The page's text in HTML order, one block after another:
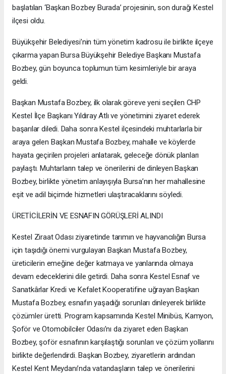
başlatılan ‘Başkan Bozbey Burada’ projesinin, son durağı Kestel
ilçesi oldu.
Büyükşehir Belediyesi’nin tüm yönetim kadrosu ile birlikte ilçeye
çıkarma yapan Bursa Büyükşehir Belediye Başkanı Mustafa
Bozbey, gün boyunca toplumun tüm kesimleriyle bir araya
geldi.
Başkan Mustafa Bozbey, ilk olarak göreve yeni seçilen CHP
Kestel İlçe Başkanı Yıldıray Atlı ve yönetimini ziyaret ederek
başarılar diledi. Daha sonra Kestel ilçesindeki muhtarlarla bir
araya gelen Başkan Mustafa Bozbey, mahalle ve köylerde
hayata geçirilen projeleri anlatarak, geleceğe dönük planları
paylaştı. Muhtarların talep ve önerilerini de dinleyen Başkan
Bozbey, birlikte yönetim anlayışıyla Bursa’nın her mahallesine
eşit ve adil biçimde hizmetleri ulaştıracaklarını söyledi.
ÜRETİCİLERİN VE ESNAFIN GÖRÜŞLERİ ALINDI
Kestel Ziraat Odası ziyaretinde tarımın ve hayvancılığın Bursa
için taşıdığı önemi vurgulayan Başkan Mustafa Bozbey,
üreticilerin emeğine değer katmaya ve yanlarında olmaya
devam edeceklerini dile getirdi. Daha sonra Kestel Esnaf ve
Sanatkârlar Kredi ve Kefalet Kooperatifine uğrayan Başkan
Mustafa Bozbey, esnafın yaşadığı sorunları dinleyerek birlikte
çözümler üretti. Program kapsamında Kestel Minibüs, Kamyon,
Şoför ve Otomobilciler Odası’nı da ziyaret eden Başkan
Bozbey, şoför esnafının karşılaştığı sorunları ve çözüm yollarını
birlikte değerlendirdi. Başkan Bozbey, ziyaretlerin ardından
Kestel Kent Meydanı’nda vatandaşların talep ve önerilerini